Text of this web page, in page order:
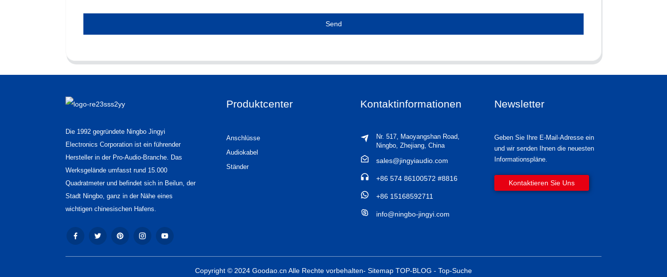
Send
Die 1992 gegründete Ningbo Jingyi
Electronics Corporation ist ein führender
Hersteller in der Pro-Audio-Branche. Das
Werksgelände umfasst rund 15.000
Quadratmeter und befindet sich in Beilun, der
Stadt Ningbo, ganz in der Nähe eines
wichtigen chinesischen Hafens.
Produktcenter
Anschlüsse
Audiokabel
Ständer
Kontaktinformationen
Nr. 517, Maoyangshan Road,
Ningbo, Zhejiang, China
sales@jingyiaudio.com
+86 574 86100572 #8816
+86 15168592711
info@ningbo-jingyi.com
Newsletter
Geben Sie Ihre E-Mail-Adresse ein
und wir senden Ihnen die neuesten
Informationspläne.
Kontaktieren Sie Uns
Copyright © 2024 Goodao.cn Alle Rechte vorbehalten- Sitemap TOP-BLOG - Top-Suche